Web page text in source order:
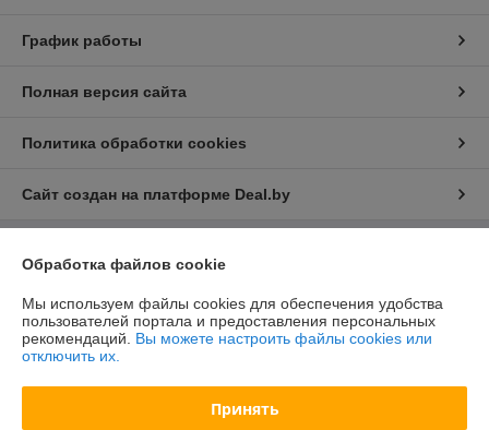
График работы
Полная версия сайта
Политика обработки cookies
Сайт создан на платформе Deal.by
Информация для покупателя
Юридическое лицо:ООО "БелХайлер"
220024, г. Минск, ул. Стебенева, 2А, оф. 21
Регистрационный номер ЕГР: 193304407
УНП: 193304407
Регистрационный орган: Мингорисполком
Обработка файлов cookie
Мы используем файлы cookies для обеспечения удобства
пользователей портала и предоставления персональных
рекомендаций. Вы можете настроить файлы cookies или
отключить их.
Принять